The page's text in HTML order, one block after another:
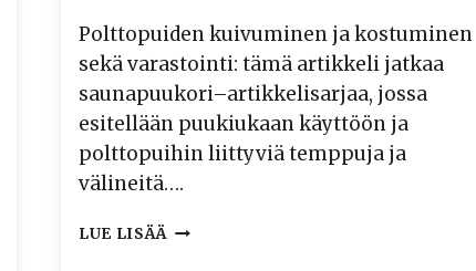
Polttopuiden kuivuminen ja kostuminen
sekä varastointi: tämä artikkeli jatkaa
saunapuukori–artikkelisarjaa, jossa
esitellään puukiukaan käyttöön ja
polttopuihin liittyviä temppuja ja
välineitä….
LUE LISÄÄ VARASTOI